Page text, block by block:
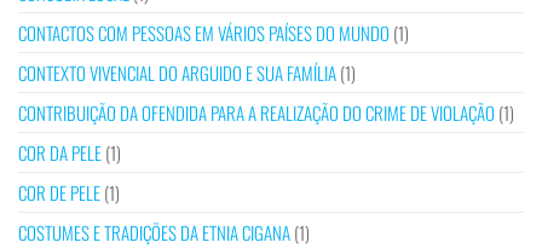
CONTACTOS COM PESSOAS EM VÁRIOS PAÍSES DO MUNDO (1)
CONTEXTO VIVENCIAL DO ARGUIDO E SUA FAMÍLIA(1)
CONTRIBUIÇÃO DA OFENDIDA PARA A REALIZAÇÃO DO CRIME DE VIOLAÇÃO (1)
COR DA PELE(1)
COR DE PELE(1)
COSTUMES E TRADIÇÕES DA ETNIA CIGANA(1)